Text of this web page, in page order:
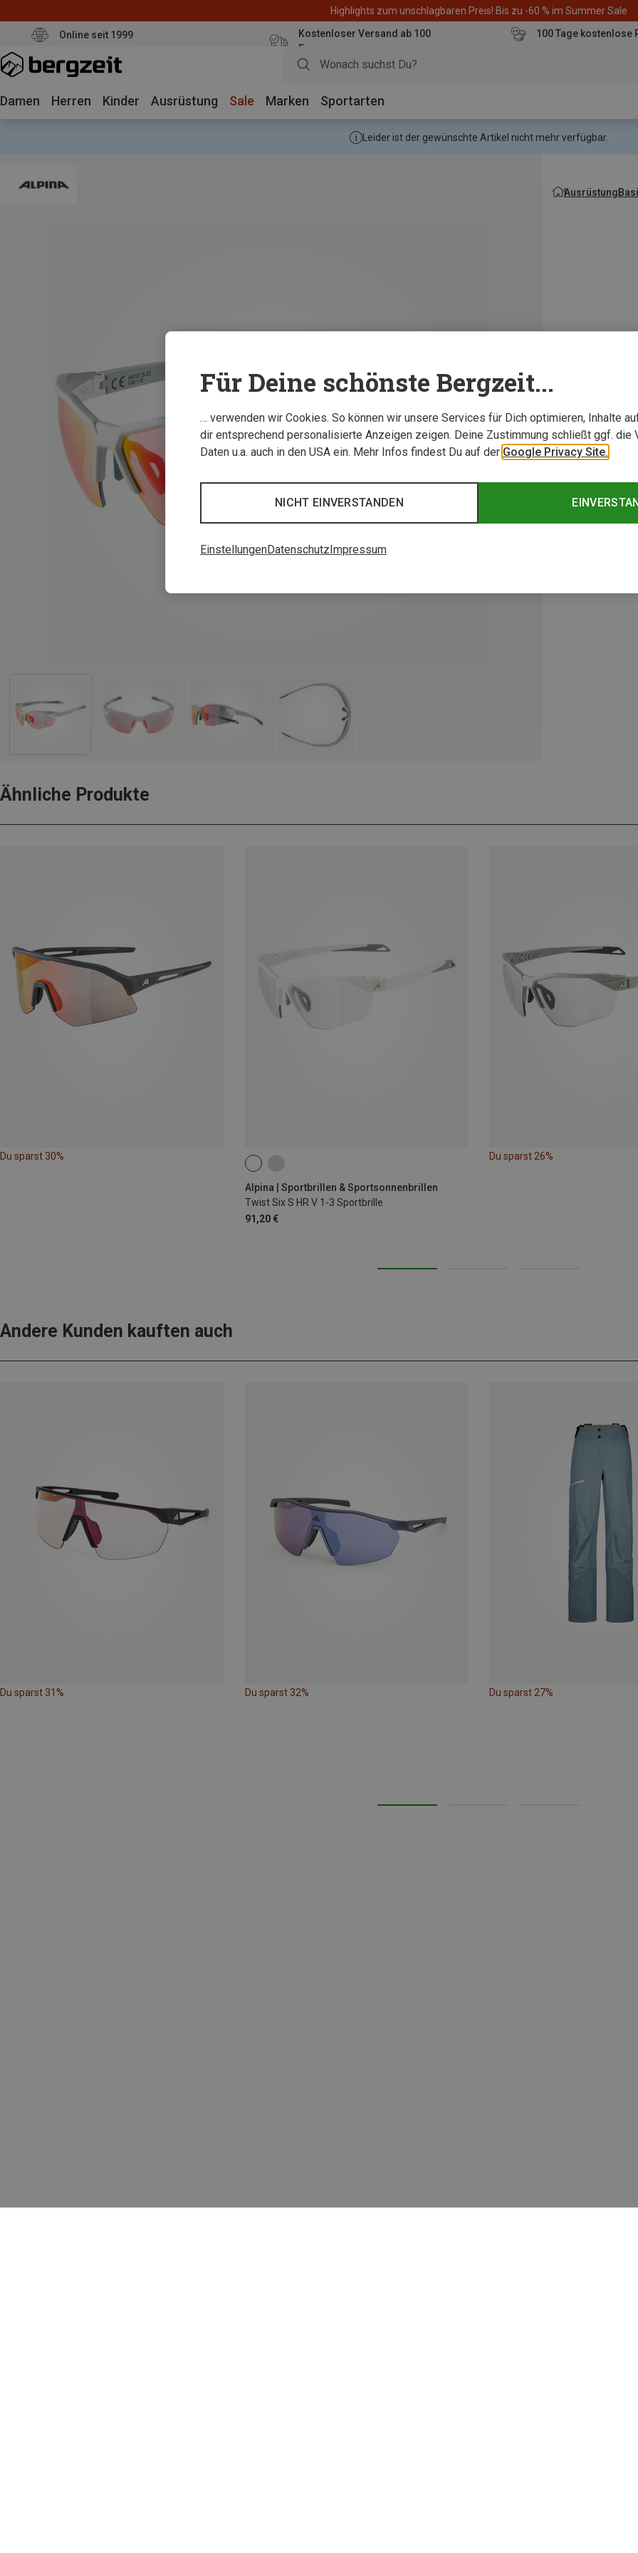
Highlights zum unschlagbaren Preis! Bis zu -60 % im Summer Sale
Online seit 1999
Kostenloser Versand ab 100
Euro
100 Tage kostenlose
Damen Herren Kinder Ausrüstung Sale Marken Sportarten
Leider ist der gewünschte Artikel nicht mehr verfügbar.
Ausrüstung
Ähnliche Produkte
Du sparst 30%
Alpina | Sportbrillen & Sportsonnenbrillen
Twist Six S HR V 1-3 Sportbrille
91,20 €
Du sparst 26%
Andere Kunden kauften auch
Du sparst 31% Du sparst 32% Du sparst 27%
Für Deine schönste Bergzeit...
… verwenden wir Cookies. So können wir unsere Services für Dich optimieren, Inhalte
dir entsprechend personalisierte Anzeigen zeigen. Deine Zustimmung schließt ggf. die
Daten u.a. auch in den USA ein. Mehr Infos findest Du auf der Google Privacy Site.
NICHT EINVERSTANDEN
EinstellungenDatenschutzImpressum